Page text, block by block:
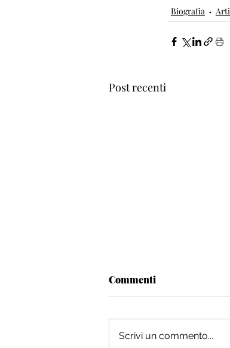
Biografia
Post recenti
Commenti
Scrivi un commento...